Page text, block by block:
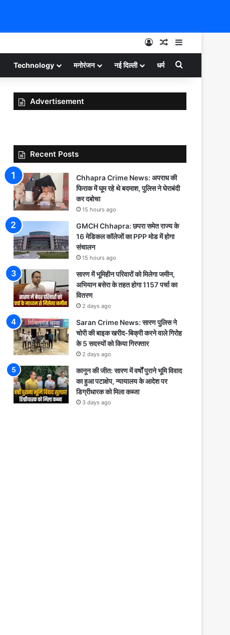
Log InRandom Article
Sidebar
Technology मनोरंजन नई दिल्ली धर्म Search for
Advertisement
Recent Posts
Chhapra Crime News: अपराध की
फिराक में घूम रहे थे बदमाश, पुलिस ने घेराबंदी
कर दबोचा
15 hours ago
GMCH Chhapra: छपरा समेत राज्य के
16 मेडिकल कॉलेजों का PPP मोड में होगा
संचालन
15 hours ago
सारण में भूमिहीन परिवारों को मिलेगा जमीन,
अभियान बसेरा के तहत होगा 1157 पर्चा का
वितरण
2 days ago
Saran Crime News: सारण पुलिस ने
चोरी की बाइक खरीद-बिक्री करने वाले गिरोह
के 5 सदस्यों को किया गिरफ्तार
2 days ago
कानून की जीत: सारण में वर्षों पुराने भूमि विवाद
का हुआ पटाक्षेप, न्यायालय के आदेश पर
डिग्रीधारक को मिला कब्जा
3 days ago